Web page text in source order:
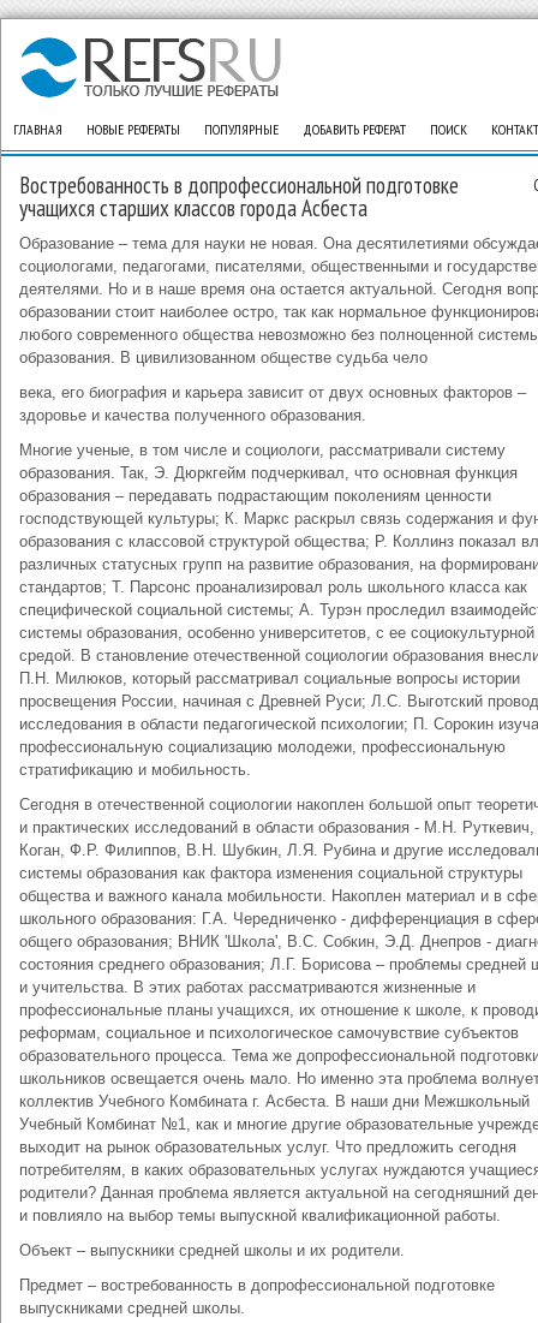
ГЛАВНАЯ НОВЫЕ РЕФЕРАТЫ ПОПУЛЯРНЫЕ ДОБАВИТЬ РЕФЕРАТ ПОИСК
Востребованность в допрофессиональной подготовке
учащихся старших классов города Асбеста
Образование – тема для науки не новая. Она десятилетиями
социологами, педагогами, писателями, общественными и
деятелями. Но и в наше время она остается актуальной. Сегодня
образовании стоит наиболее остро, так как нормальное
любого современного общества невозможно без полноценной
образования. В цивилизованном обществе судьба чело
века, его биография и карьера зависит от двух основных факторов –
здоровье и качества полученного образования.
Многие ученые, в том числе и социологи, рассматривали систему
образования. Так, Э. Дюркгейм подчеркивал, что основная функция
образования – передавать подрастающим поколениям ценности
господствующей культуры; К. Маркс раскрыл связь содержания и
образования с классовой структурой общества; Р. Коллинз показал
различных статусных групп на развитие образования, на
стандартов; Т. Парсонс проанализировал роль школьного класса как
специфической социальной системы; А. Турэн проследил
системы образования, особенно университетов, с ее социокультурной
средой. В становление отечественной социологии образования
П.Н. Милюков, который рассматривал социальные вопросы истории
просвещения России, начиная с Древней Руси; Л.С. Выготский
исследования в области педагогической психологии; П. Сорокин
профессиональную социализацию молодежи, профессиональную
стратификацию и мобильность.
Сегодня в отечественной социологии накоплен большой опыт
и практических исследований в области образования - М.Н.
Коган, Ф.Р. Филиппов, В.Н. Шубкин, Л.Я. Рубина и другие
системы образования как фактора изменения социальной структуры
общества и важного канала мобильности. Накоплен материал и в
школьного образования: Г.А. Чередниченко - дифференциация в
общего образования; ВНИК 'Школа', В.С. Собкин, Э.Д. Днепров -
состояния среднего образования; Л.Г. Борисова – проблемы средней
и учительства. В этих работах рассматриваются жизненные и
профессиональные планы учащихся, их отношение к школе, к
реформам, социальное и психологическое самочувствие субъектов
образовательного процесса. Тема же допрофессиональной
школьников освещается очень мало. Но именно эта проблема
коллектив Учебного Комбината г. Асбеста. В наши дни Межшкольный
Учебный Комбинат №1, как и многие другие образовательные
выходит на рынок образовательных услуг. Что предложить сегодня
потребителям, в каких образовательных услугах нуждаются
родители? Данная проблема является актуальной на сегодняшний
и повлияло на выбор темы выпускной квалификационной работы.
Объект – выпускники средней школы и их родители.
Предмет – востребованность в допрофессиональной подготовке
выпускниками средней школы.